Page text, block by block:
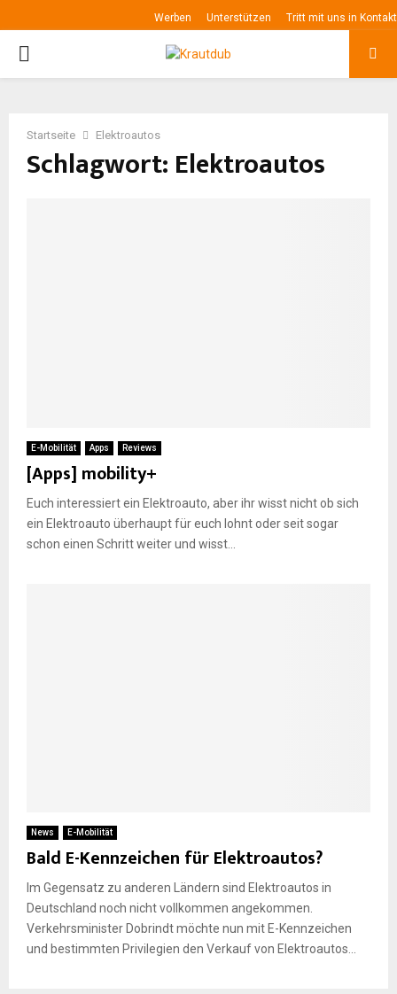
Werben Unterstützen Tritt mit uns in Kontakt
P
E
N
U
Startseite Elektroautos
Schlagwort: Elektroautos
E-Mobilität Apps Reviews
[Apps] mobility+
Euch interessiert ein Elektroauto, aber ihr wisst nicht ob sich
ein Elektroauto überhaupt für euch lohnt oder seit sogar
schon einen Schritt weiter und wisst...
News E-Mobilität
Bald E-Kennzeichen für Elektroautos?
Im Gegensatz zu anderen Ländern sind Elektroautos in
Deutschland noch nicht vollkommen angekommen.
Verkehrsminister Dobrindt möchte nun mit E-Kennzeichen
und bestimmten Privilegien den Verkauf von Elektroautos...